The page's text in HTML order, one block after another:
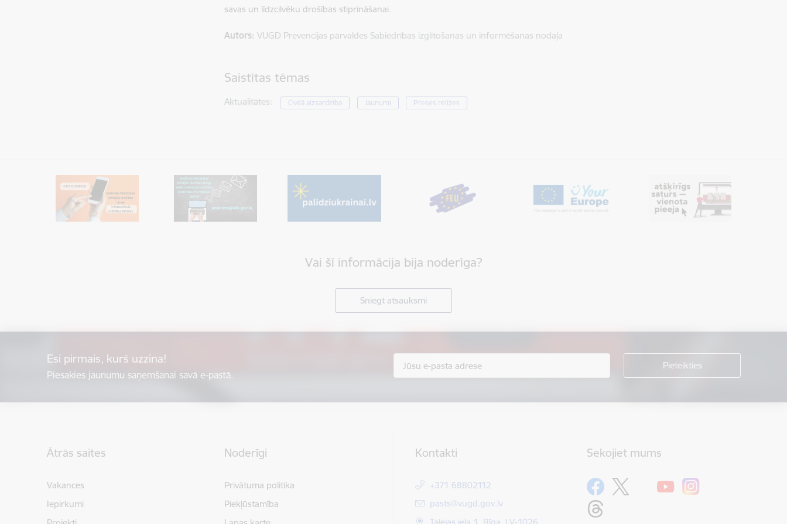
savas un līdzcilvēku drošības stiprināšanai.
Autors: VUGD Prevencijas pārvaldes Sabiedrības izglītošanas un informēšanas nodaļa
Saistītas tēmas
Aktualitātes: Civilā aizsardzība Jaunumi Preses relīzes
Vai šī informācija bija noderīga?
Sniegt atsauksmi
Esi pirmais, kurš uzzina!
Piesakies jaunumu saņemšanai savā e-pastā.
Ātrās saites
Vakances
Iepirkumi
Noderīgi
Privātuma politika
Piekļūstamība
Kontakti
+371 68802112
E-pasts:
pasts@vugd.gov.lv
Sekojiet mums